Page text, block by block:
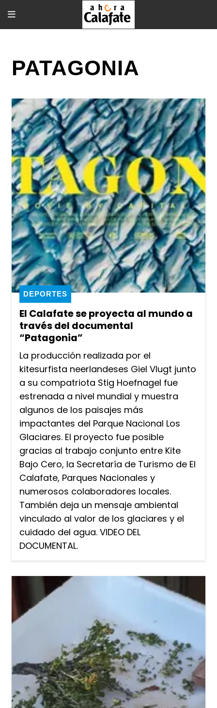
PATAGONIA
El Calafate se proyecta al mundo a
través del documental
“Patagonia”
DEPORTES
La producción realizada por el
kitesurfista neerlandeses Giel Vlugt junto
a su compatriota Stig Hoefnagel fue
estrenada a nivel mundial y muestra
algunos de los paisajes más
impactantes del Parque Nacional Los
Glaciares. El proyecto fue posible
gracias al trabajo conjunto entre Kite
Bajo Cero, la Secretaría de Turismo de El
Calafate, Parques Nacionales y
numerosos colaboradores locales.
También deja un mensaje ambiental
vinculado al valor de los glaciares y el
cuidado del agua. VIDEO DEL
DOCUMENTAL.